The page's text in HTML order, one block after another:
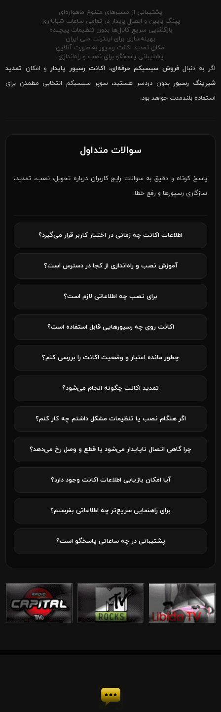
پشتیبانی از مسیرهای متنوع ماهواره‌ای
پینگ پایین و اتصال پایدار در تمامی ساعات شبانه‌روز
بازگشایی سریع کانال‌ها بدون تنظیمات پیچیده
بهینه‌سازی برای اینترنت ملی ایران
امکان تمدید اکانت رسیور به صورت آنلاین
پشتیبانی پاسخگو برای نصب و راه‌اندازی
اگر به دنبالفروش سیسیکم حرفه‌ای، اکانت رسیور پایدارو امکان تمدید
شیرینگ رسیوربدون دردسر هستید، سوپر سیسیکم انتخابی مطمئن برای
استفاده بلندمدت خواهد بود.
سوالات متداول
پاسخ کوتاه و دقیق به سوالات رایج کاربران درباره تحویل، نصب، تمدید،
سازگاری رسیورها و رفع خطا.
اطلاعات اکانت چه زمانی در اختیار کاربر قرار می‌گیرد؟
آموزش نصب و راه‌اندازی از کجا در دسترس است؟
برای نصب چه اطلاعاتی لازم است؟
اکانت روی چه رسیورهایی قابل استفاده است؟
چطور مانده اعتبار و وضعیت اکانت را بررسی کنم؟
تمدید اکانت چگونه انجام می‌شود؟
اگر هنگام نصب یا تنظیمات مشکل داشتم چه کار کنم؟
چرا گاهی اتصال ناپایدار می‌شود یا قطع و وصل رخ می‌دهد؟
آیا امکان بازیابی اطلاعات اکانت وجود دارد؟
برای راهنمایی سریع‌تر چه اطلاعاتی بفرستم؟
پشتیبانی در چه ساعاتی پاسخگو است؟